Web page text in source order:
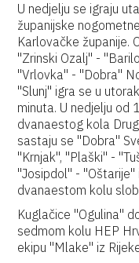
U nedjelju se igraju
županijske
Karlovačke županije.
"Zrinski Ozalj" -
"Vrlovka" - "Dobra"
"Slunj" igra se u
minuta. U nedjelju od
dvanaestog kola
sastaju se "Dobra"
"Krnjak", "Plaški" -
"Josipdol" - "Oštarije"
dvanaestom kolu
Kuglačice "Ogulina"
sedmom kolu HEP
ekipu "Mlake" iz